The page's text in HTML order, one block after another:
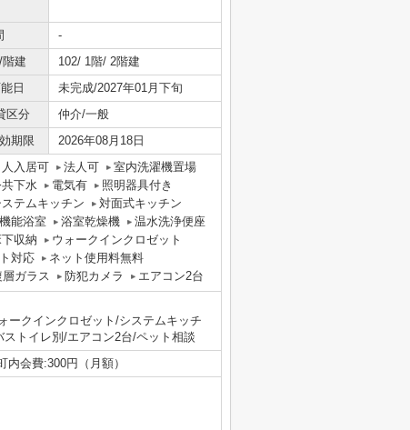
-
建
102/ 1階/ 2階建
日
未完成/2027年01月下旬
区分
仲介/一般
期限 2026年08月18日
人入居可 法人可
室内洗濯機置場
下水 電気有
照明器具付き
ステムキッチン
対面式キッチン
能浴室 浴室乾燥機
温水洗浄便座
下収納
ウォークインクロゼット
対応
ネット使用料無料
層ガラス 防犯カメラ エアコン2台
ークインクロゼット/システムキッチ
トイレ別/エアコン2台/ペット相談
会費:300円（月額）